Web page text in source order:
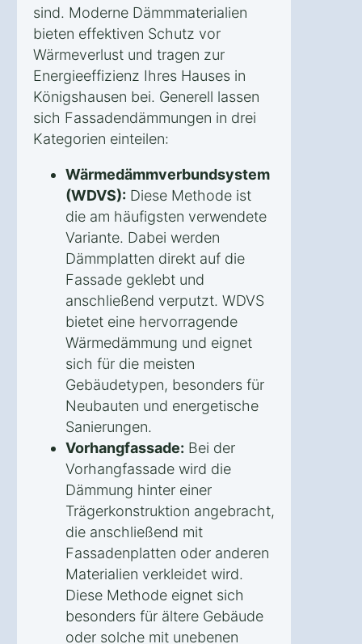
sind. Moderne Dämmmaterialien
bieten effektiven Schutz vor
Wärmeverlust und tragen zur
Energieeffizienz Ihres Hauses in
Königshausen bei. Generell lassen
sich Fassadendämmungen in drei
Kategorien einteilen:
Wärmedämmverbundsystem
(WDVS): Diese Methode ist
die am häufigsten verwendete
Variante. Dabei werden
Dämmplatten direkt auf die
Fassade geklebt und
anschließend verputzt. WDVS
bietet eine hervorragende
Wärmedämmung und eignet
sich für die meisten
Gebäudetypen, besonders für
Neubauten und energetische
Sanierungen.
Vorhangfassade: Bei der
Vorhangfassade wird die
Dämmung hinter einer
Trägerkonstruktion angebracht,
die anschließend mit
Fassadenplatten oder anderen
Materialien verkleidet wird.
Diese Methode eignet sich
besonders für ältere Gebäude
oder solche mit unebenen